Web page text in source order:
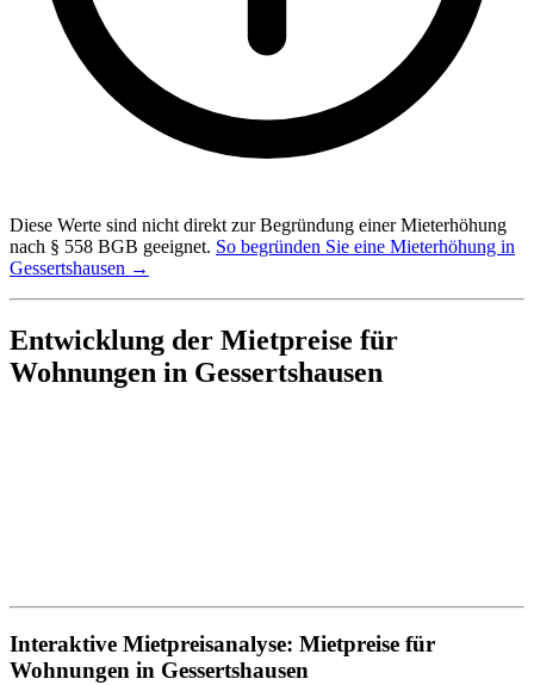
Diese Werte sind nicht direkt zur Begründung einer Mieterhöhung
nach § 558 BGB geeignet. So begründen Sie eine Mieterhöhung in
Gessertshausen →
Entwicklung der Mietpreise für
Wohnungen in Gessertshausen
Interaktive Mietpreisanalyse: Mietpreise für
Wohnungen in Gessertshausen